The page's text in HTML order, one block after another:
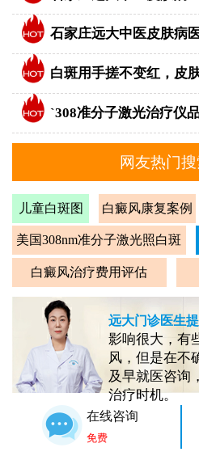
石家庄远大中医皮肤病
网友热门
儿童白斑图 白癜风康复案例
美国308nm准分子激光照白斑
白癜风治疗费用评估
远大门诊医生
影响很大，有
风，但是在不
及早就医咨询
治疗时机。
在线咨询
免费